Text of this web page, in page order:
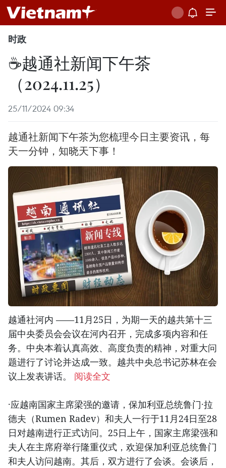
时政
☕️越通社新闻下午茶
（2024.11.25）
25/11/2024 09:34
越通社新闻下午茶为您梳理今日主要资讯，每
天一分钟，知晓天下事！
越通社河内 ——11月25日，为期一天的越共第十三
届中央委员会会议在河内召开，完成多项内容和任
务。中央本着认真高效、高度负责的精神，对重大问
题进行了讨论并达成一致。越共中央总书记苏林在会
议上发表讲话。 阅读全文
·应越南国家主席梁强的邀请，保加利亚总统鲁门·拉
德夫（Rumen Radev）和夫人一行于11月24日至28
日对越南进行正式访问。25日上午，国家主席梁强和
夫人在主席府举行隆重仪式，欢迎保加利亚总统鲁门
和夫人访问越南。其后，双方进行了会谈。会谈后，